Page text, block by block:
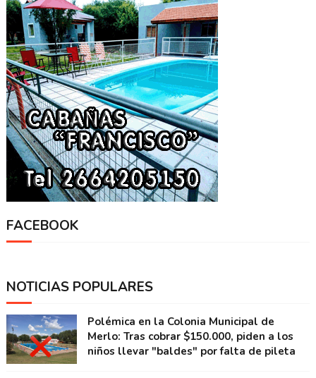
FACEBOOK
NOTICIAS POPULARES
Polémica en la Colonia Municipal de
Merlo: Tras cobrar $150.000, piden a los
niños llevar "baldes" por falta de pileta